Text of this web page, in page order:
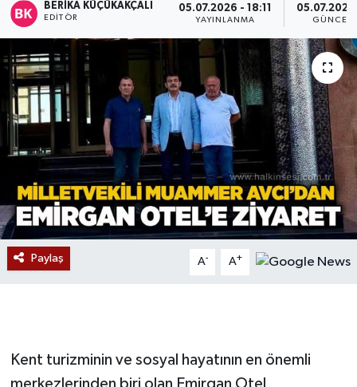
BERIKA KÜÇÜKAKÇALI
EDITÖR
05.07.2026 - 18:11
YAYINLANMA
05.07.2026
Paylaş A- A+
Kent turizminin ve sosyal hayatının en önemli
ÇEVRE
BİLİM VE TEKNOLOJİ
DUNYA
Düzce
Eğitim
Ekonomi
Gökçebey